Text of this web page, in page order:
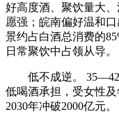
好高度酒、聚饮量大
愿强；皖南偏好温和
景约占白酒总消费的
日常聚饮中占领从导。
低不成逆。 35—42
低喝酒承担，受女性
2030年冲破2000亿元。